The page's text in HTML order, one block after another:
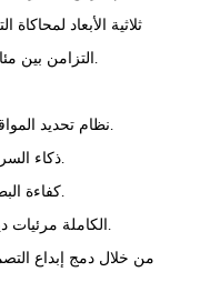
ثلاثية الأبعاد
التزامن بين مئات ، أو حتى الآلاف ، من الطائرات بدون طيار.
نظام تحديد المواقع بدقة الملاحة: يضمن مسارات طيران دقيقة.
ذكاء السرب: ينسق عدة طائرات بدون طيار دون تصادم.
كفاءة البطارية: تمدد مدة العرض مع تقليل مخاطر الجو.
ابتكارات LED: تتيح أنظمة ألوان RGB الكاملة مرئيات ديناميكية.
من خلال دمج إبداع